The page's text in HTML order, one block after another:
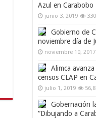
Azul en Carabobo
junio 3, 2019
Gobierno de
noviembre día de
noviembre 10, 2017
Alimca
censos CLAP en
julio 1, 2019
Gobernación
“Dibujando a